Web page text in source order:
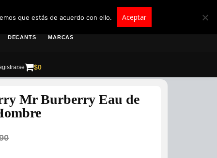
DECANTS MARCAS
$0
Mr Burberry Eau de
que estás de acuerdo con ello. Aceptar